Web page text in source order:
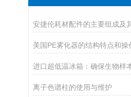
安捷伦耗材配件的主要组成及
美国PE雾化器的结构特点和操
离子色谱柱的使用与维护